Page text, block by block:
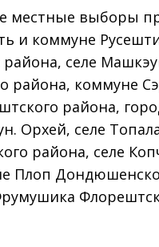
местные выборы
и коммуне
района, селе
района, коммуне
района,
Орхей, селе
района, селе
Плоп